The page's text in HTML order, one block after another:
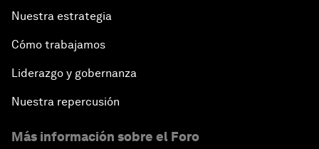
Nuestra estrategia
Cómo trabajamos
Liderazgo y gobernanza
Nuestra repercusión
Más información sobre el Foro